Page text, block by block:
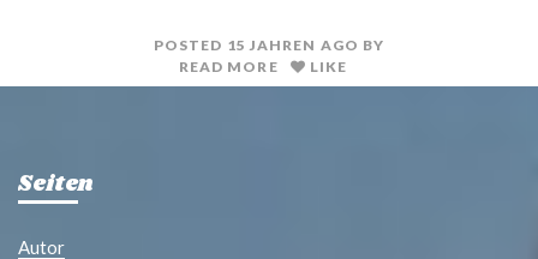
POSTED 15 JAHREN AGO BY
READ MORE
LIKE
Seiten
Autor